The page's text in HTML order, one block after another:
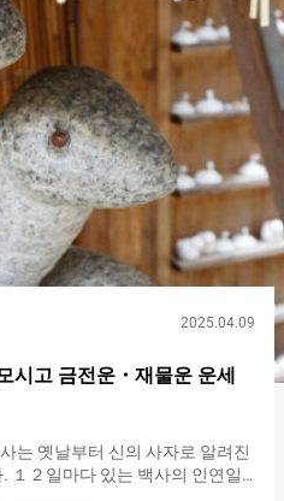
모리 이나리 신사. 원래는 하네다
다고 전해집니다. 다양한 오이나
것도 아나모리 이나리 신사의
참배 전에, 먼저 쵸즈야에서 손과
시다. 쵸즈야 배전에서는 감사의
함에 넣고, 이례이박수일례로 참
두…
2025.04.09
시고 금전운・재물운 운세
는 옛날부터 신의 사자로 알려진
１２일마다 있는 백사의 인연일